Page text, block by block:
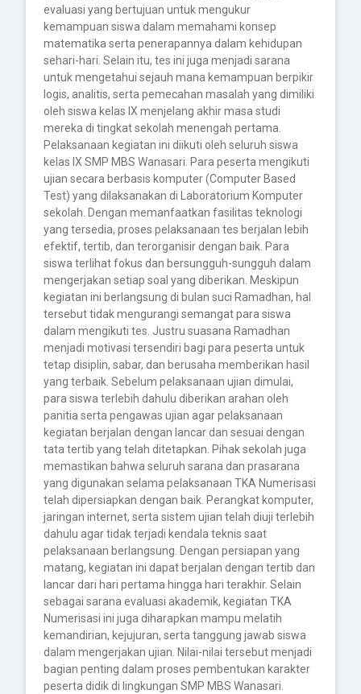
evaluasi yang bertujuan untuk mengukur
kemampuan siswa dalam memahami konsep
matematika serta penerapannya dalam kehidupan
sehari-hari. Selain itu, tes ini juga menjadi sarana
untuk mengetahui sejauh mana kemampuan berpikir
logis, analitis, serta pemecahan masalah yang dimiliki
oleh siswa kelas IX menjelang akhir masa studi
mereka di tingkat sekolah menengah pertama.
Pelaksanaan kegiatan ini diikuti oleh seluruh siswa
kelas IX SMP MBS Wanasari. Para peserta mengikuti
ujian secara berbasis komputer (Computer Based
Test) yang dilaksanakan di Laboratorium Komputer
sekolah. Dengan memanfaatkan fasilitas teknologi
yang tersedia, proses pelaksanaan tes berjalan lebih
efektif, tertib, dan terorganisir dengan baik. Para
siswa terlihat fokus dan bersungguh-sungguh dalam
mengerjakan setiap soal yang diberikan. Meskipun
kegiatan ini berlangsung di bulan suci Ramadhan, hal
tersebut tidak mengurangi semangat para siswa
dalam mengikuti tes. Justru suasana Ramadhan
menjadi motivasi tersendiri bagi para peserta untuk
tetap disiplin, sabar, dan berusaha memberikan hasil
yang terbaik. Sebelum pelaksanaan ujian dimulai,
para siswa terlebih dahulu diberikan arahan oleh
panitia serta pengawas ujian agar pelaksanaan
kegiatan berjalan dengan lancar dan sesuai dengan
tata tertib yang telah ditetapkan. Pihak sekolah juga
memastikan bahwa seluruh sarana dan prasarana
yang digunakan selama pelaksanaan TKA Numerisasi
telah dipersiapkan dengan baik. Perangkat komputer,
jaringan internet, serta sistem ujian telah diuji terlebih
dahulu agar tidak terjadi kendala teknis saat
pelaksanaan berlangsung. Dengan persiapan yang
matang, kegiatan ini dapat berjalan dengan tertib dan
lancar dari hari pertama hingga hari terakhir. Selain
sebagai sarana evaluasi akademik, kegiatan TKA
Numerisasi ini juga diharapkan mampu melatih
kemandirian, kejujuran, serta tanggung jawab siswa
dalam mengerjakan ujian. Nilai-nilai tersebut menjadi
bagian penting dalam proses pembentukan karakter
peserta didik di lingkungan SMP MBS Wanasari.